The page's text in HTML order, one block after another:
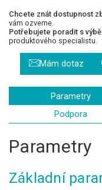
Chcete znát dostupnost
vám ozveme.
Potřebujete poradit s
produktového specialistu.
Mám dotaz
Parametry
Podpora
Parametry
Základní